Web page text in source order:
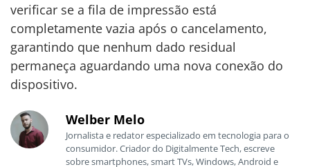
verificar se a fila de impressão está
completamente vazia após o cancelamento,
garantindo que nenhum dado residual
permaneça aguardando uma nova conexão do
dispositivo.
Welber Melo
Jornalista e redator especializado em tecnologia para o
consumidor. Criador do Digitalmente Tech, escreve
sobre smartphones, smart TVs, Windows, Android e